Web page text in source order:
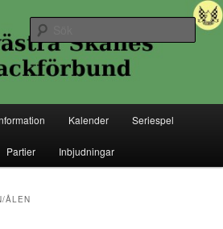
Schackförbund
Skånes Schackförbund
Sök
Kalender Seriespel
Partier Inbjudningar
ÅLEN